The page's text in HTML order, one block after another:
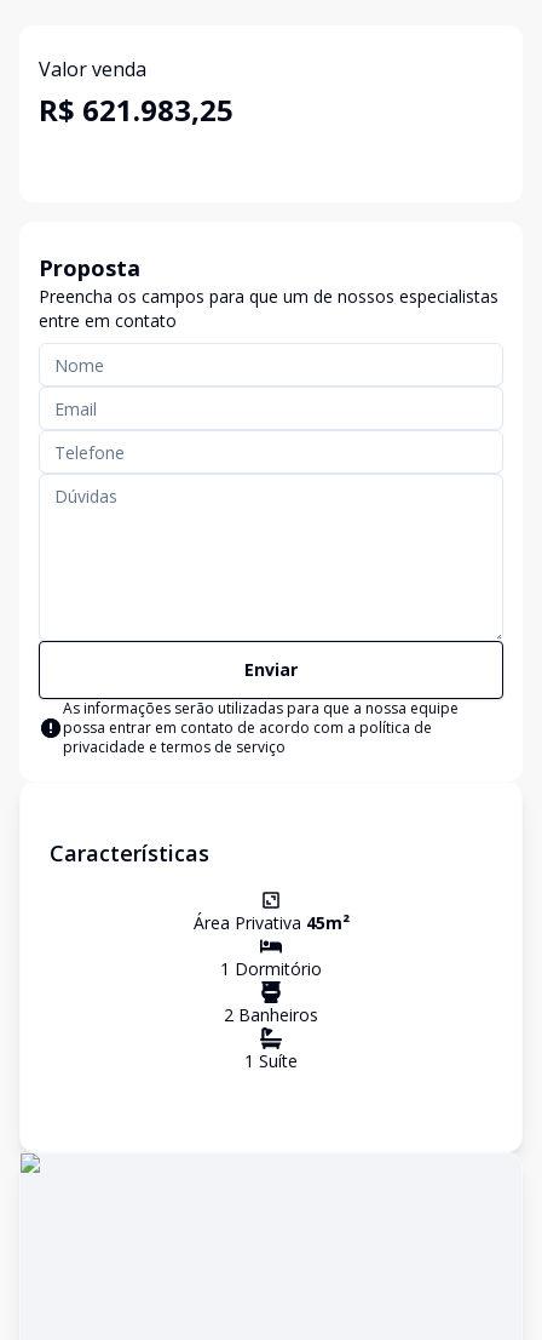
Valor venda
R$ 621.983,25
Proposta
Preencha os campos para que um de nossos especialistas
entre em contato
Enviar
As informações serão utilizadas para que a nossa equipe
possa entrar em contato de acordo com a política de
privacidade e termos de serviço
Características
Área Privativa 45m²
1 Dormitório
2 Banheiros
1 Suíte